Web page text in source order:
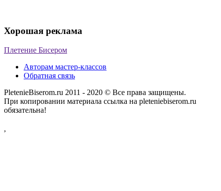
Хорошая реклама
Плетение Бисером
Авторам мастер-классов
Обратная связь
PletenieBiserom.ru 2011 - 2020 © Все права защищены.
При копировании материала ссылка на pleteniebiserom.ru
обязательна!
,